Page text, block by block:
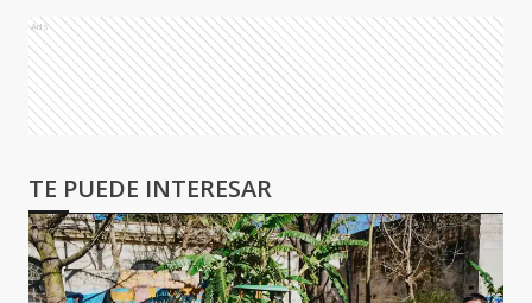
Ads
TE PUEDE INTERESAR